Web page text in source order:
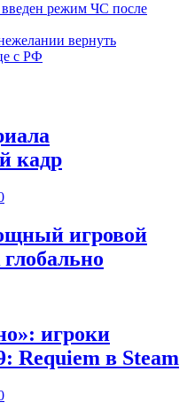
режим ЧС после
вернуть
с РФ
кадр
игровой
игроки
Requiem в Steam